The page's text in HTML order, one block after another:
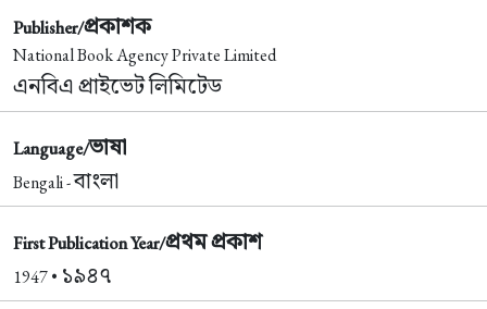
Publisher/প্রকাশক
National Book Agency Private Limited
এনবিএ প্রাইভেট লিমিটেড
Language/ভাষা
Bengali -বাংলা
First Publication Year/প্রথম প্রকাশ
1947 • ১৯৪৭